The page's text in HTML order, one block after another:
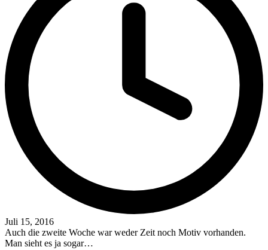
Juli 15, 2016
Auch die zweite Woche war weder Zeit noch Motiv vorhanden.
Man sieht es ja sogar…